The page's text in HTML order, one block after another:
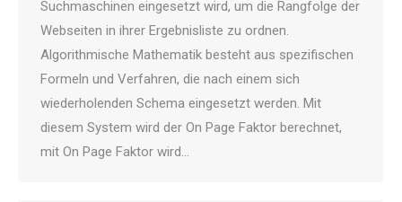
Suchmaschinen eingesetzt wird, um die Rangfolge der
Webseiten in ihrer Ergebnisliste zu ordnen.
Algorithmische Mathematik besteht aus spezifischen
Formeln und Verfahren, die nach einem sich
wiederholenden Schema eingesetzt werden. Mit
diesem System wird der On Page Faktor berechnet,
mit On Page Faktor wird…